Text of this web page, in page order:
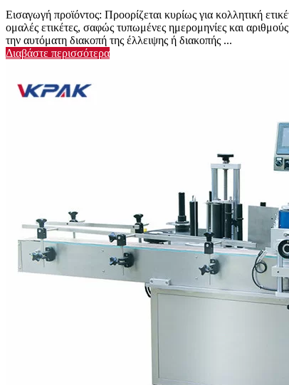
Εισαγωγή προϊόντος: Προορίζεται κυρίως για κολλητική
ομαλές ετικέτες, σαφώς τυπωμένες ημερομηνίες και
την αυτόματη διακοπή της έλλειψης ή διακοπής ...
Διαβάστε περισσότερα